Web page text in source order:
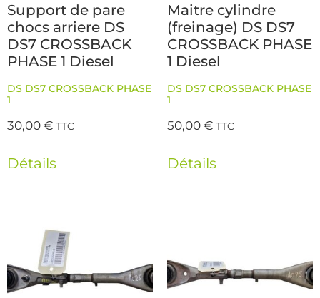
Support de pare
chocs arriere DS
DS7 CROSSBACK
PHASE 1 Diesel
DS DS7 CROSSBACK PHASE
1
30,00€ TTC
Détails
Maitre cylindre
(freinage) DS DS7
CROSSBACK PHASE
1 Diesel
DS DS7 CROSSBACK PHASE
1
50,00€ TTC
Détails